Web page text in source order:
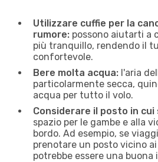
Utilizzare cuffie per la
rumore: possono aiutarti a
più tranquillo, rendendo il
confortevole.
Bere molta acqua: l'aria
particolarmente secca,
acqua per tutto il volo.
Considerare il posto in cui
spazio per le gambe e alla
bordo. Ad esempio, se
prenotare un posto vicino
potrebbe essere una buona